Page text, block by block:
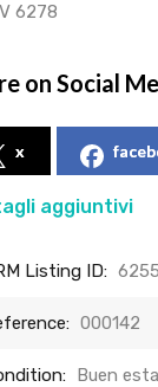
6278
on Social
x
aggiuntivi
Listing ID:
000142
Buen